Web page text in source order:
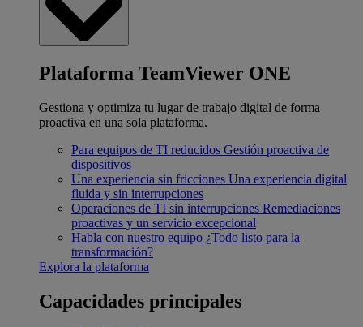
Plataforma TeamViewer ONE
Gestiona y optimiza tu lugar de trabajo digital de forma
proactiva en una sola plataforma.
Para equipos de TI reducidos Gestión proactiva de
dispositivos
Una experiencia sin fricciones Una experiencia digital
fluida y sin interrupciones
Operaciones de TI sin interrupciones Remediaciones
proactivas y un servicio excepcional
Habla con nuestro equipo ¿Todo listo para la
transformación?
Explora la plataforma
Capacidades principales